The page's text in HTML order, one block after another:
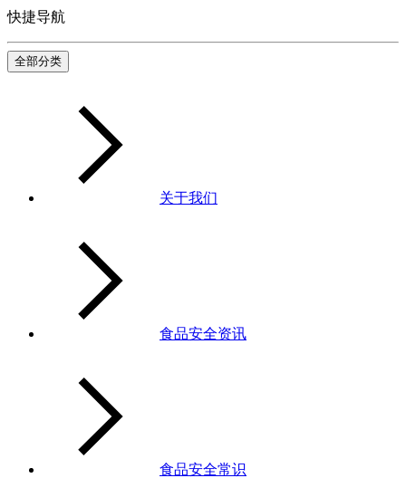
快捷导航
全部分类
关于我们
食品安全资讯
食品安全常识